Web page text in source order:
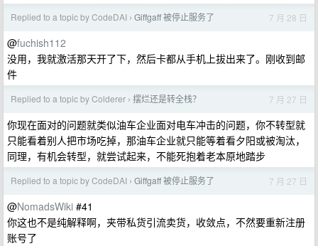
Replied to a topic by CodeDAI › Giffgaff 被停止服务了 7 月 28 日
@fuchish112
没用，我就激活那天开了下，然后卡都从手机上拔出来了。刚收到邮
件
Replied to a topic by Colderer › 摆烂还是转全栈？ 7 月 27 日
你现在面对的问题就类似油车企业面对电车冲击的问题，你不转型就
只能看着别人把市场吃掉，那油车企业就只能等着看夕阳或被淘汰，
同理，有机会转型，就尝试起来，不能死抱着老本原地踏步
Replied to a topic by CodeDAI › Giffgaff 被停止服务了 7 月 27 日
@NomadsWiki #41
你这也不是纯解释啊，夹带私货引流卖货，收敛点，不然要重新注册
账号了